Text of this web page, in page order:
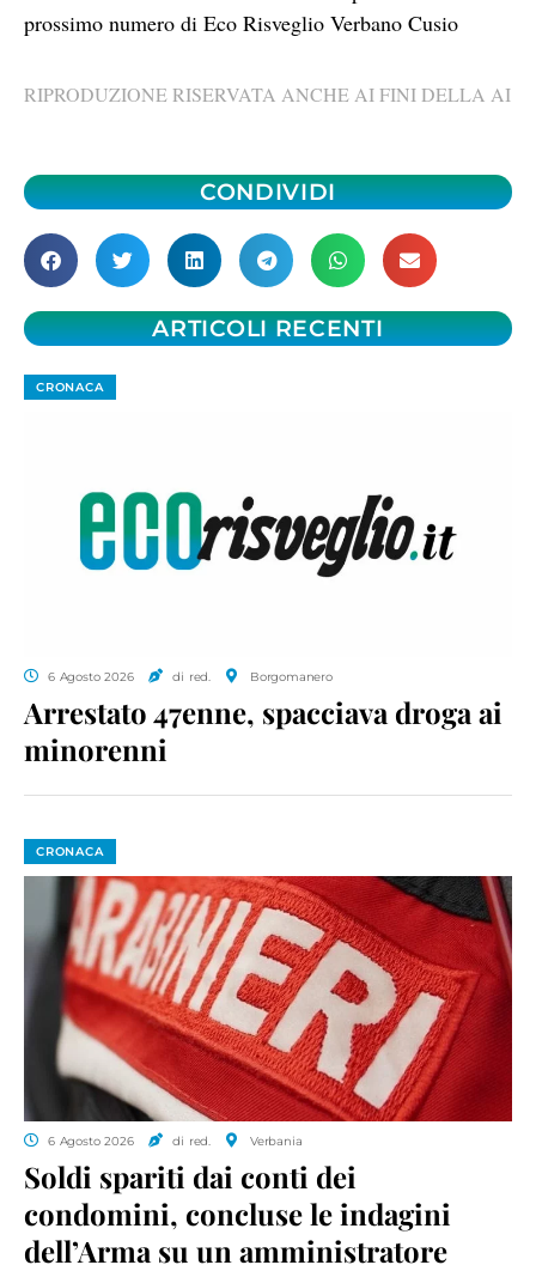
prossimo numero di Eco Risveglio Verbano Cusio
RIPRODUZIONE RISERVATA ANCHE AI FINI DELLA AI
CONDIVIDI
ARTICOLI RECENTI
CRONACA
6 Agosto 2026 di red. Borgomanero
Arrestato 47enne, spacciava droga ai
minorenni
CRONACA
6 Agosto 2026 di red. Verbania
Soldi spariti dai conti dei
condomini, concluse le indagini
dell’Arma su un amministratore